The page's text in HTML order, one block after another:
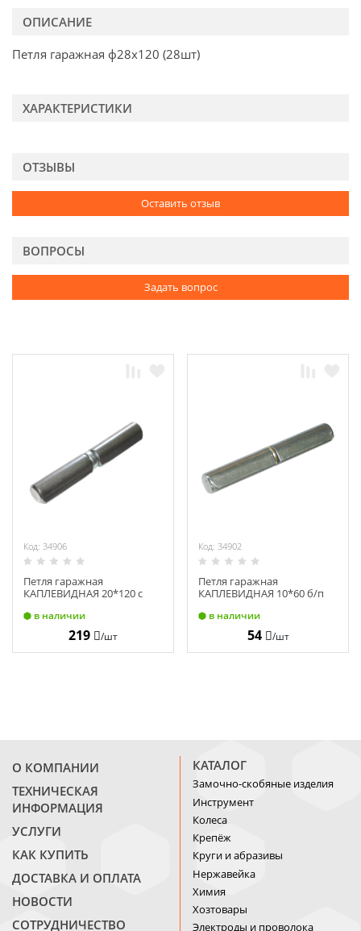
ОПИСАНИЕ
Петля гаражная ф28х120 (28шт)
ХАРАКТЕРИСТИКИ
ОТЗЫВЫ
Оставить отзыв
ВОПРОСЫ
Задать вопрос
Код: 34906
Петля гаражная
КАПЛЕВИДНАЯ 20*120 с
в наличии
219 /шт
Код: 34902
Петля гаражная
КАПЛЕВИДНАЯ 10*60 б/п
в наличии
54 /шт
О КОМПАНИИ
ТЕХНИЧЕСКАЯ
ИНФОРМАЦИЯ
УСЛУГИ
КАК КУПИТЬ
ДОСТАВКА И ОПЛАТА
НОВОСТИ
СОТРУДНИЧЕСТВО
КАТАЛОГ
Замочно-скобяные изделия
Инструмент
Колеса
Крепёж
Круги и абразивы
Нержавейка
Химия
Хозтовары
Электроды и проволока